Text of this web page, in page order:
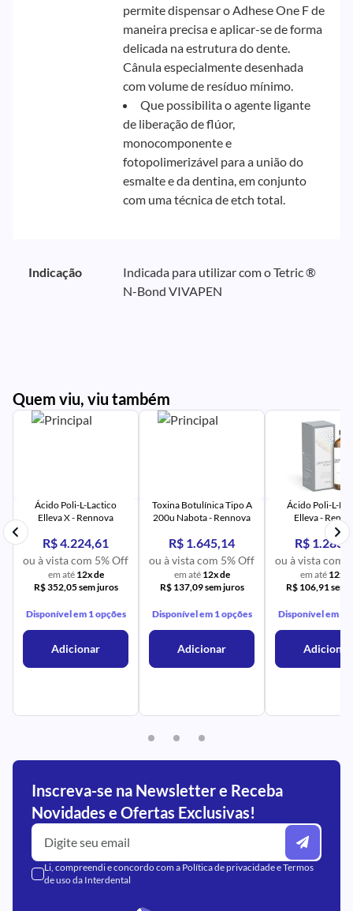
permite dispensar o Adhese One F de
maneira precisa e aplicar-se de forma
delicada na estrutura do dente.
Cânula especialmente desenhada
com volume de resíduo mínimo.
Que possibilita o agente ligante
de liberação de flúor,
monocomponente e
fotopolimerizável para a união do
esmalte e da dentina, em conjunto
com uma técnica de etch total.
Indicação
Indicada para utilizar com o Tetric ®
N-Bond VIVAPEN
Quem viu, viu também
Ácido Poli-L-Lactico
Elleva X - Rennova
R$ 4.224,61
ou à vista com 5% Off
em até 12x de
R$ 352,05 sem juros
Disponível em 1 opções
Adicionar
Toxina Botulínica Tipo A
200u Nabota - Rennova
R$ 1.645,14
ou à vista com 5% Off
em até 12x de
R$ 137,09 sem juros
Disponível em 1 opções
Adicionar
UR
Ácido Poli-L-
Elleva -
R$
ou à vista com
em até 12x
R$ 106,91 sem
Disponível em 1
Adicionar
Inscreva-se na Newsletter e Receba
Novidades e Ofertas Exclusivas!
Li, compreendi e concordo com a Política de privacidadeeTermos
de usoda Interdental